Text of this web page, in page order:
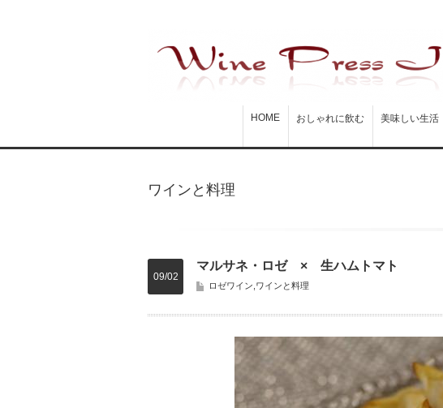
HOME おしゃれに飲む 美味しい生活
ワインと料理
マルサネ・ロゼ × 生ハムトマト
ロゼワイン ワインと料理
09/02